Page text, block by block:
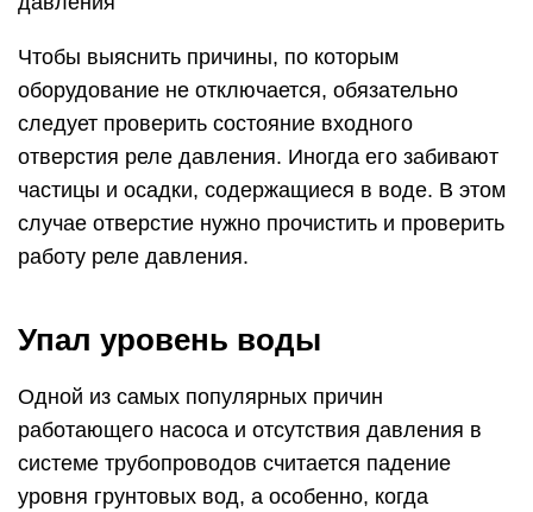
Чтобы выяснить причины, по которым
оборудование не отключается, обязательно
следует проверить состояние входного
отверстия реле давления. Иногда его забивают
частицы и осадки, содержащиеся в воде. В этом
случае отверстие нужно прочистить и проверить
работу реле давления.
Упал уровень воды
Одной из самых популярных причин
работающего насоса и отсутствия давления в
системе трубопроводов считается падение
уровня грунтовых вод, а особенно, когда